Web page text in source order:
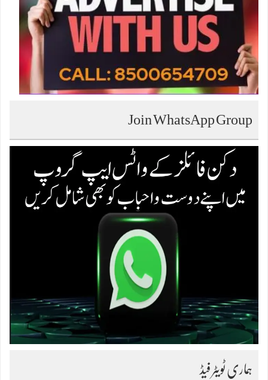
Join WhatsApp Group
ہماری ٹویٹر فیڈ